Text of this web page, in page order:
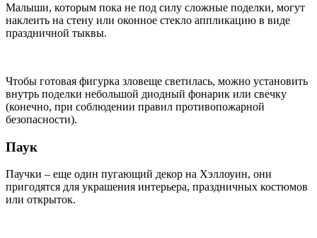
Малыши, которым пока не под силу сложные поделки, могут
наклеить на стену или оконное стекло аппликацию в виде
праздничной тыквы.
Чтобы готовая фигурка зловеще светилась, можно установить
внутрь поделки небольшой диодный фонарик или свечку
(конечно, при соблюдении правил противопожарной
безопасности).
Паук
Паучки – еще один пугающий декор на Хэллоуин, они
пригодятся для украшения интерьера, праздничных костюмов
или открыток.